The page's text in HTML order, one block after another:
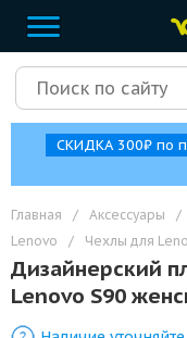
СКИДКА 300₽ по
Главная / Аксессуары /
Lenovo
/ Чехлы для
Дизайнерский
Lenovo S90